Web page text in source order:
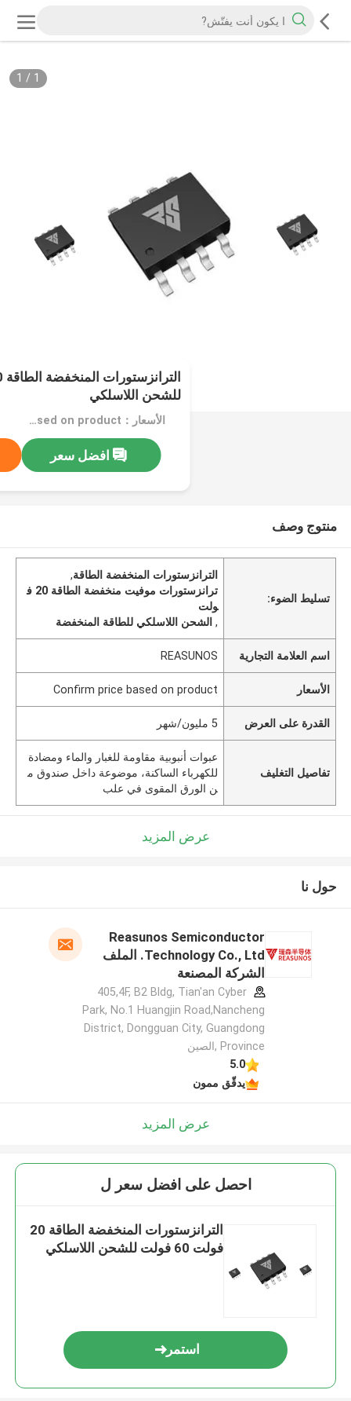
1
/
1
للشحن اللاسلكي
الأسعار：Confirm price based on product
افضل سعر
منتوج وصف
تسليط الضوء:
الترانزستورات المنخفضة الطاقة,
ترانزستورات موفيت منخفضة الطاقة 20 ف
ولت
,الشحن اللاسلكي للطاقة المنخفضة
اسم العلامة التجارية REASUNOS
الأسعار Confirm price based on product
القدرة على العرض 5 مليون/شهر
تفاصيل التغليف
عبوات أنبوبية مقاومة للغبار والماء ومضادة
للكهرباء الساكنة، موضوعة داخل صندوق م
ن الورق المقوى في علب
عرض المزيد
حول نا
Reasunos Semiconductor
Technology Co., Ltd. الملف
الشركة المصنعة
405,4F, B2 Bldg, Tian'an Cyber
Park, No.1 Huangjin Road,Nancheng
District, Dongguan City, Guangdong
Province ,الصين
5.0
يدقّق ممون
عرض المزيد
احصل على افضل سعر ل
الترانزستورات المنخفضة الطاقة 20
فولت 60 فولت للشحن اللاسلكي
استمر